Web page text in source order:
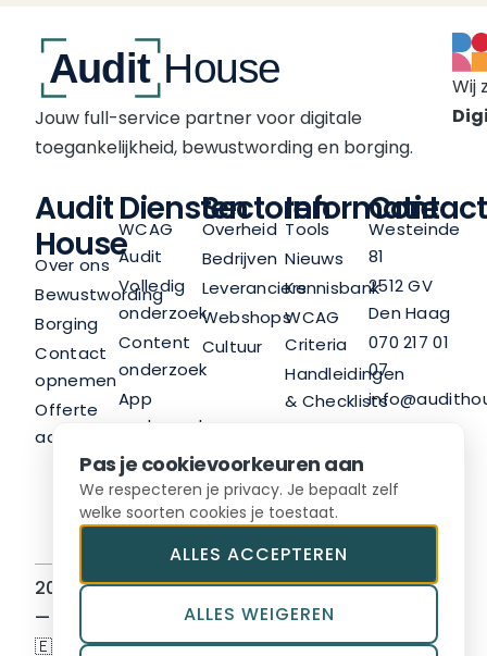
Pas je cookievoorkeuren aan
We respecteren je privacy. Je bepaalt zelf
welke soorten cookies je toestaat.
ALLES ACCEPTEREN
ALLES WEIGEREN
Jouw full-service partner voor digitale
toegankelijkheid, bewustwording en borging.
Wij
Audit
House
Over ons
Bewustwording
Borging
Contact
opnemen
Offerte
aanvragen
Diensten
WCAG
Audit
Volledig
onderzoek
Content
onderzoek
App
onderzoek
Trainingen
Advies
Sectoren
Overheid
Bedrijven
Leveranciers
Webshops
Cultuur
Informatie
Tools
Nieuws
Kennisbank
WCAG
Criteria
Handleidingen
& Checklists
Contact
Westeinde
81
2512 GV
Den Haag
070 217 01
07
2026 © Audit House BV
— Hosted in Europe
🇪🇺
Sitemap
Algemene voorwaarden
Privacyvoorwaarden